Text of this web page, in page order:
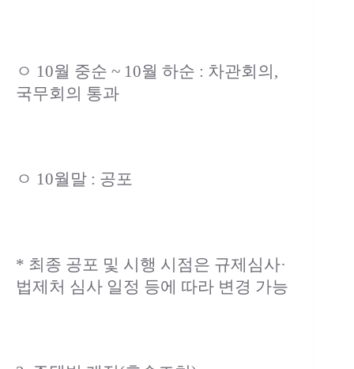
ㅇ 10월 중순 ~ 10월 하순 : 차관회의,
국무회의 통과
ㅇ 10월말 : 공포
* 최종 공포 및 시행 시점은 규제심사·
법제처 심사 일정 등에 따라 변경 가능